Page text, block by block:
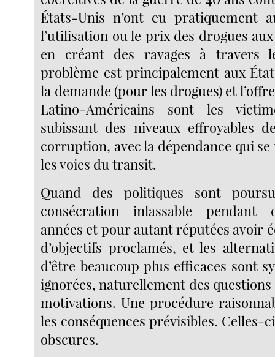
États-Unis n’ont eu pratiquement
l’utilisation ou le prix des drogues
en créant des ravages à travers
problème est principalement aux
la demande (pour les drogues) et
Latino-Américains sont les
subissant des niveaux effroyables
corruption, avec la dépendance qui
les voies du transit.
Quand des politiques sont
consécration inlassable pendant
années et pour autant réputées avoir
d’objectifs proclamés, et les
d’être beaucoup plus efficaces sont
ignorées, naturellement des questions
motivations. Une procédure
les conséquences prévisibles. Celles-
obscures.